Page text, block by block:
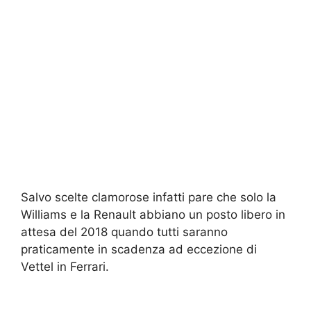
Salvo scelte clamorose infatti pare che solo la
Williams e la Renault abbiano un posto libero in
attesa del 2018 quando tutti saranno
praticamente in scadenza ad eccezione di
Vettel in Ferrari.